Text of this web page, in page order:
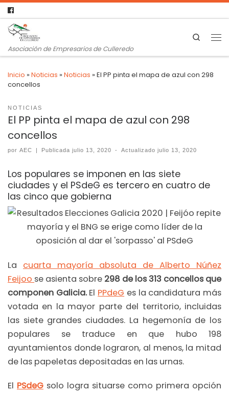
Asociación de Empresarios de Culleredo
Search
Inicio »Noticias »Noticias »El PP pinta el mapa de azul con 298
concellos
NOTICIAS
El PP pinta el mapa de azul con 298
concellos
por AEC | Publicadajulio 13, 2020 - Actualizadojulio 13, 2020
Los populares se imponen en las siete
ciudades y el PSdeG es tercero en cuatro de
las cinco que gobierna
La cuarta mayoría absoluta de Alberto Núñez
Feijoo se asienta sobre 298 de los 313 concellos que
componen Galicia.El PPdeG es la candidatura más
votada en la mayor parte del territorio, incluidas
las siete grandes ciudades. La hegemonía de los
populares se traduce en que hubo 198
ayuntamientos donde lograron, al menos, la mitad
de las papeletas depositadas en las urnas.
El PSdeG solo logra situarse como primera opción